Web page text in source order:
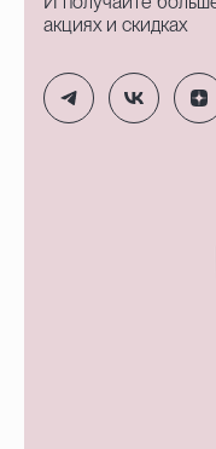
акциях и скидках